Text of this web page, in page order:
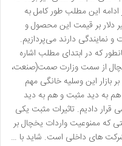
ادامه این مطلب طور کامل به
دلار بر قیمت این محصول و
نمایندگی دارند می‌پردازیم.
که در ابتدای مطلب اشاره
از سمت وزارت صمت(صنعت،
بسیاری بر بازار این وسلیه خانگی مهم
هم به دید مثبت و هم به دید
قرار دادیم. تاثیرات مثبت یکی
که ممنوعیت واردات یخچال بر
های داخلی است. شاید با …